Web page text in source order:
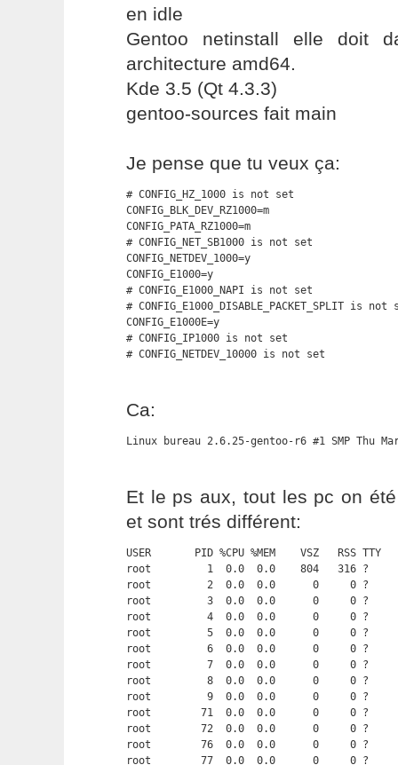
en idle
Gentoo netinstall elle doit
architecture amd64.
Kde 3.5 (Qt 4.3.3)
gentoo-sources fait main
Je pense que tu veux ça:
# CONFIG_HZ_1000 is not set
CONFIG_BLK_DEV_RZ1000=m
CONFIG_PATA_RZ1000=m
# CONFIG_NET_SB1000 is not set
CONFIG_NETDEV_1000=y
CONFIG_E1000=y
# CONFIG_E1000_NAPI is not set
# CONFIG_E1000_DISABLE_PACKET_SPLIT is not
CONFIG_E1000E=y
# CONFIG_IP1000 is not set
# CONFIG_NETDEV_10000 is not set
Ca:
Linux bureau 2.6.25-gentoo-r6 #1 SMP Thu
Et le ps aux, tout les pc on
et sont trés différent:
USER       PID %CPU %MEM    VSZ   RSS TTY
root         1  0.0  0.0    804   316 ?
root         2  0.0  0.0      0     0 ?
root         3  0.0  0.0      0     0 ?
root         4  0.0  0.0      0     0 ?
root         5  0.0  0.0      0     0 ?
root         6  0.0  0.0      0     0 ?
root         7  0.0  0.0      0     0 ?
root         8  0.0  0.0      0     0 ?
root         9  0.0  0.0      0     0 ?
root        71  0.0  0.0      0     0 ?
root        72  0.0  0.0      0     0 ?
root        76  0.0  0.0      0     0 ?
root        77  0.0  0.0      0     0 ?